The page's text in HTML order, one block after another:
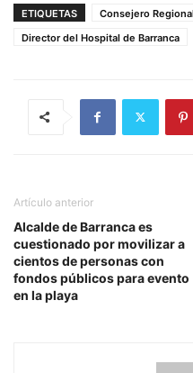
ETIQUETAS
Consejero
Director del Hospital de Barranca
Artículo anterior
Alcalde de Barranca es
cuestionado por movilizar a
cientos de personas con
fondos públicos para evento
en la playa